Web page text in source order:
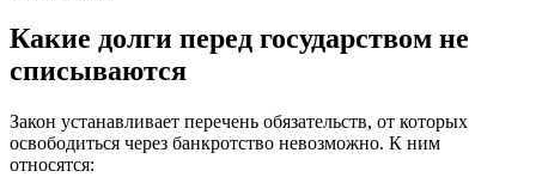
Какие долги перед государством не
списываются
Закон устанавливает перечень обязательств, от которых
освободиться через банкротство невозможно. К ним
относятся: